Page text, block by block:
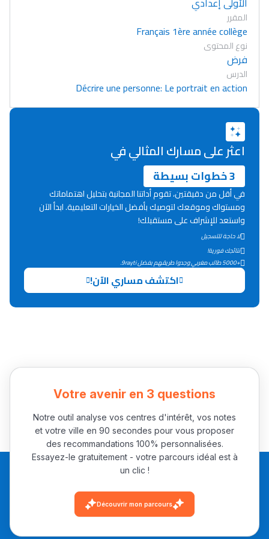
التعليم الثانوي التأهيلي
Collège au Maroc
Interviews/Vidéos
+ de 89 Interviews/Vidéos
المقرر
Français 1ère année collège
نوع المحتوى
فرض
الدرس
Décrire une personne: Le portrait en action
اعثر على مسارك المثالي في
3 خطوات بسيطة
في أقل من دقيقتين، تقوم أداتنا المجانية بتحليل اهتماماتك
ومستواك وموقعك لتوصيك بأفضل الخيارات التعليمية. ابدأ الآن
واستعد للإشراف على مستقبلك!
لا حاجة للتسجيل
نتائجك فورية!
+5000 طالب مغربي وجدوا طريقهم بفضل 9rayti.
اكتشف مساري الآن!
Votre avenir en 3 questions
Notre outil analyse vos centres d'intérêt, vos notes
et votre ville en 90 secondes pour vous proposer
des recommandations 100% personnalisées.
Essayez-le gratuitement - votre parcours idéal est à
un clic !
Découvrir mon parcours